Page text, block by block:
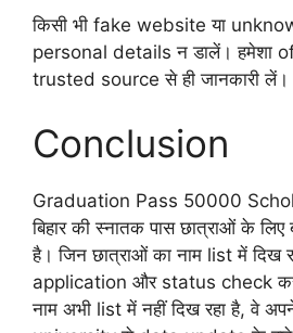
किसी भी fake website या
personal details न डालें। हमेशा
trusted source से ही जानकारी लें।
Conclusion
Graduation Pass 50000
बिहार की स्नातक पास छात्राओं के
है। जिन छात्राओं का नाम list में दिख
application और status check
नाम अभी list में नहीं दिख रहा है, वे